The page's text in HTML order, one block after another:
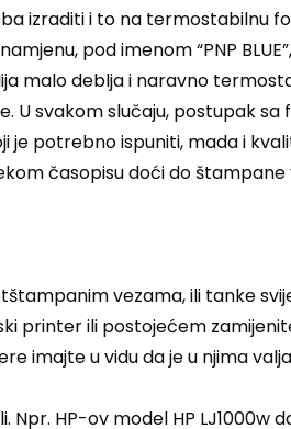
izraditi i to na termostabilnu
pod imenom “PNP
malo deblja i naravno
U svakom slučaju, postupak sa
je potrebno ispuniti, mada i
časopisu doći do štampane
vezama, ili tanke
printer ili postojećem
imajte u vidu da je u njima
HP-ov model HP LJ1000w